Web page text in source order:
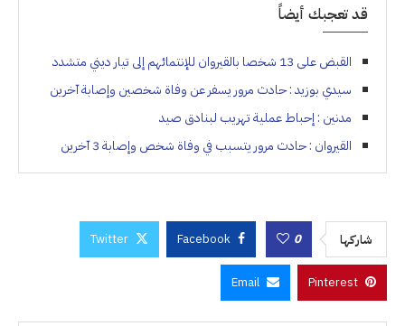
قد تعجبك أيضاً
القبض على 13 شخصا بالقيروان للإنتمائهم إلى تيار ديني متشدد
سيدي بوزيد : حادث مرور يسفر عن وفاة شخصين وإصابة آخرين
مدنين : إحباط عملية تهريب لبنادق صيد
القيروان : حادث مرور يتسبب في وفاة شخص وإصابة 3 آخرين
شاركها 0
Facebook
Twitter
Pinterest
Email